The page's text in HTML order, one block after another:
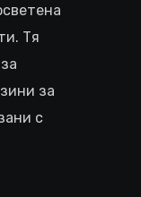
Тя
за
с